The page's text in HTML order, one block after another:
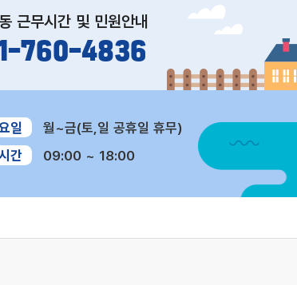
회연대경제 청년 일경험
사업내용 : 관내 미취업
대경제 조직에서의 일경
, 기업멘토수당 월15만
사회적경제조직 대
사회적경제조직을 대상
활용 수요조사를 진행
사회적기업, (사회적)
업, 마을기업 2. 조사내
년 4. 선정방법 : 제한경
근무시간 및 민원안내
760-4836
일
월~금(토,일 공휴일 휴무)
간
09:00 ~ 18:00